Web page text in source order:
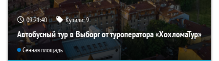
09:21:38 Купили:9
Автобусный тур в Выборг от туроператора «ХохломаТур»
Сенная площадь